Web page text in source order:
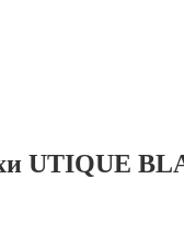
UTIQUE